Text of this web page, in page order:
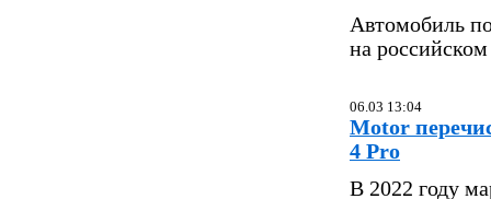
Автомобиль
на
06.03 13:04
Motor
4 Pro
В 2022 году